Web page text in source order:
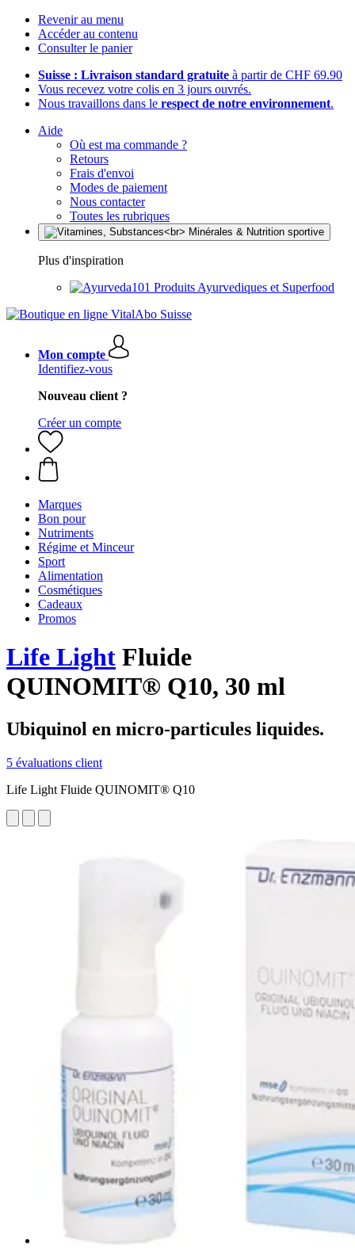
Revenir au menu
Accéder au contenu
Consulter le panier
Suisse : Livraison standard gratuite à partir de CHF 69.90
Vous recevez votre colis en 3 jours ouvrés.
Nous travaillons dans le respect de notre environnement.
Aide
Où est ma commande ?
Retours
Frais d'envoi
Modes de paiement
Nous contacter
Toutes les rubriques
Plus d'inspiration
Produits Ayurvediques et Superfood
Mon compte
Identifiez-vous
Nouveau client ?
Créer un compte
Marques
Bon pour
Nutriments
Régime et Minceur
Sport
Alimentation
Cosmétiques
Cadeaux
Promos
Life Light Fluide
QUINOMIT® Q10, 30 ml
Ubiquinol en micro-particules liquides.
5 évaluations client
Life Light Fluide QUINOMIT® Q10